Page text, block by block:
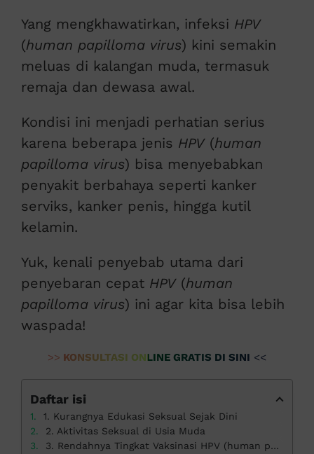
Yang mengkhawatirkan, infeksi HPV
(human papilloma virus) kini semakin
meluas di kalangan muda, termasuk
remaja dan dewasa awal.
Kondisi ini menjadi perhatian serius
karena beberapa jenis HPV(human
papilloma virus) bisa menyebabkan
penyakit berbahaya seperti kanker
serviks, kanker penis, hingga kutil
kelamin.
Yuk, kenali penyebab utama dari
penyebaran cepat HPV(human
papilloma virus) ini agar kita bisa lebih
waspada!
>> KONSULTASI ONLINE GRATIS DI SINI <<
Daftar isi
1. Kurangnya Edukasi Seksual Sejak Dini
2. Aktivitas Seksual di Usia Muda
3. Rendahnya Tingkat Vaksinasi HPV (human papilloma virus)